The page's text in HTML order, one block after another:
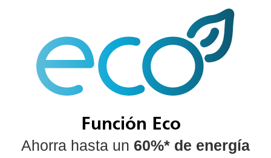
Ahorra hasta un 60%* de energía